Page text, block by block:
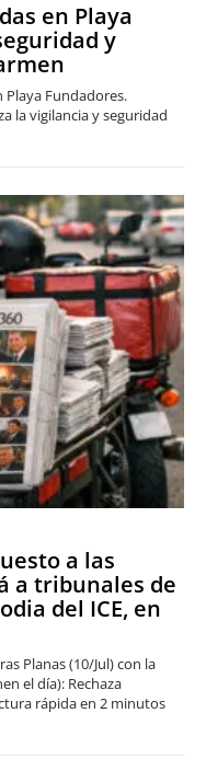
en Playa
y
Playa Fundadores.
la vigilancia y seguridad
a las
a tribunales de
del ICE, en
Planas (10/Jul) con la
el día): Rechaza
rápida en 2 minutos